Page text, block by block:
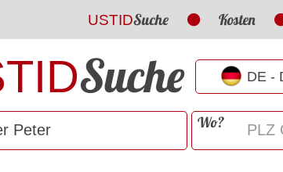
USTIDSuche Kosten
Suche
Wo?